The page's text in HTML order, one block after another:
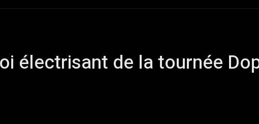
électrisant de la tournée